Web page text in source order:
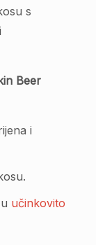
s
Beer
i
učinkovito